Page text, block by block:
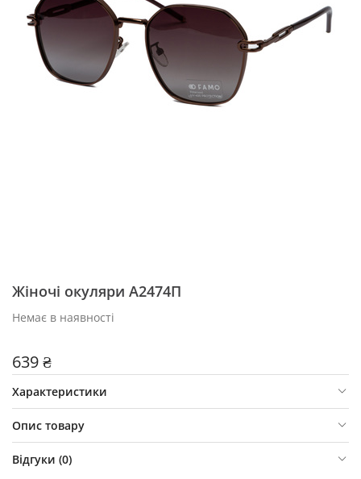
Жіночі окуляри A2474П
Немає в наявності
639 ₴
Характеристики
Опис товару
Відгуки (0)